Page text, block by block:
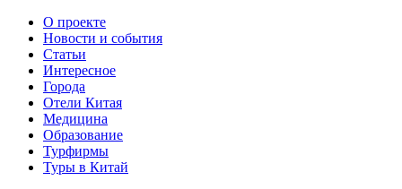
О проекте
Новости и события
Статьи
Интересное
Города
Отели Китая
Медицина
Образование
Турфирмы
Туры в Китай